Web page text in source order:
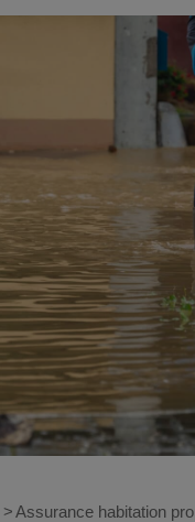
Loi
Assurance habitation